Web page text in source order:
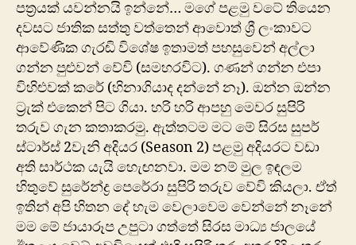
පත්‍රයක් යවන්නයි ඉන්නේ… මගේ පළමු වටේ තියෙන
දවසට ජාතික සත්තු වත්තෙන් ආවොත් ශ්‍රී ලංකාවට
ආවේණික ගැරඬි විශේෂ ඉතාමත් පහසුවෙන් අල්ලා
ගන්න පුළුවන් වේවි (සමහරවිට). ගණන් ගන්න එපා
විහිළුවක් කරේ (හිනාගියාද දන්නේ නෑ). ඔන්න ඔන්න
ට්‍රැක් එකෙන් පිට ගියා. හරි හරි ආපහු මෙවර සුපිරි
තරුව ගැන කතාකරමු. ඇත්තටම මට මේ සිරස සුපර්
ස්ටාර්ස් 2වැනි අදියර (Season 2) පළමු අදියරට වඩා
අති සාර්ථක යැයි හැ‍‍ෙඟනවා. මම නම් මුල ඉඳලම
හිතුවේ සුරේන්ද්‍ර පෙරේරා සුපිරි තරුව වේවි කියලා. ඒත්
ඉතින් අපි හිතන දේ හැම වෙලාවෙම වෙන්නේ නෑනේ
මම මේ ජායාරූප උපුටා ගත්තේ සිරස මාධ්‍ය ජාලයේ